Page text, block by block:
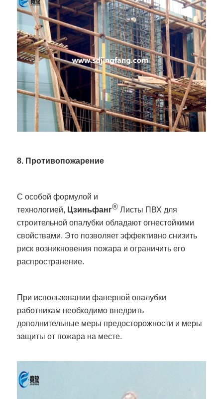
8. Противопожарение
С особой формулой и
технологией, Цзиньфанг® Листы ПВХ для
строительной опалубки обладают огнестойкими
свойствами. Это позволяет эффективно снизить
риск возникновения пожара и ограничить его
распространение.
При использовании фанерной опалубки
работникам необходимо внедрить
дополнительные меры предосторожности и меры
защиты от пожара на месте.